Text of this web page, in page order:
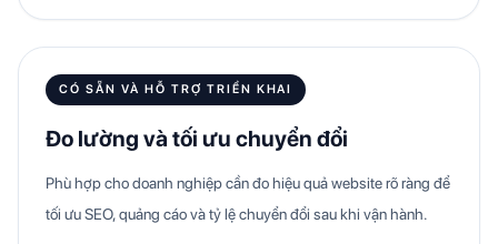
CÓ SẴN VÀ HỖ TRỢ TRIỂN KHAI
Đo lường và tối ưu chuyển đổi
Phù hợp cho doanh nghiệp cần đo hiệu quả website rõ ràng để
tối ưu SEO, quảng cáo và tỷ lệ chuyển đổi sau khi vận hành.